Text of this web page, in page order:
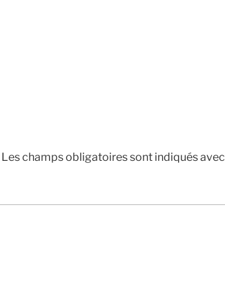
Les champs obligatoires sont indiqués avec